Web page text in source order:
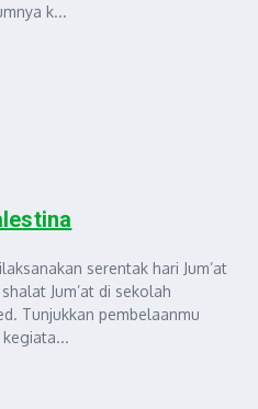
k...
serentak hari Jum’at
Jum’at di sekolah
Tunjukkan pembelaanmu